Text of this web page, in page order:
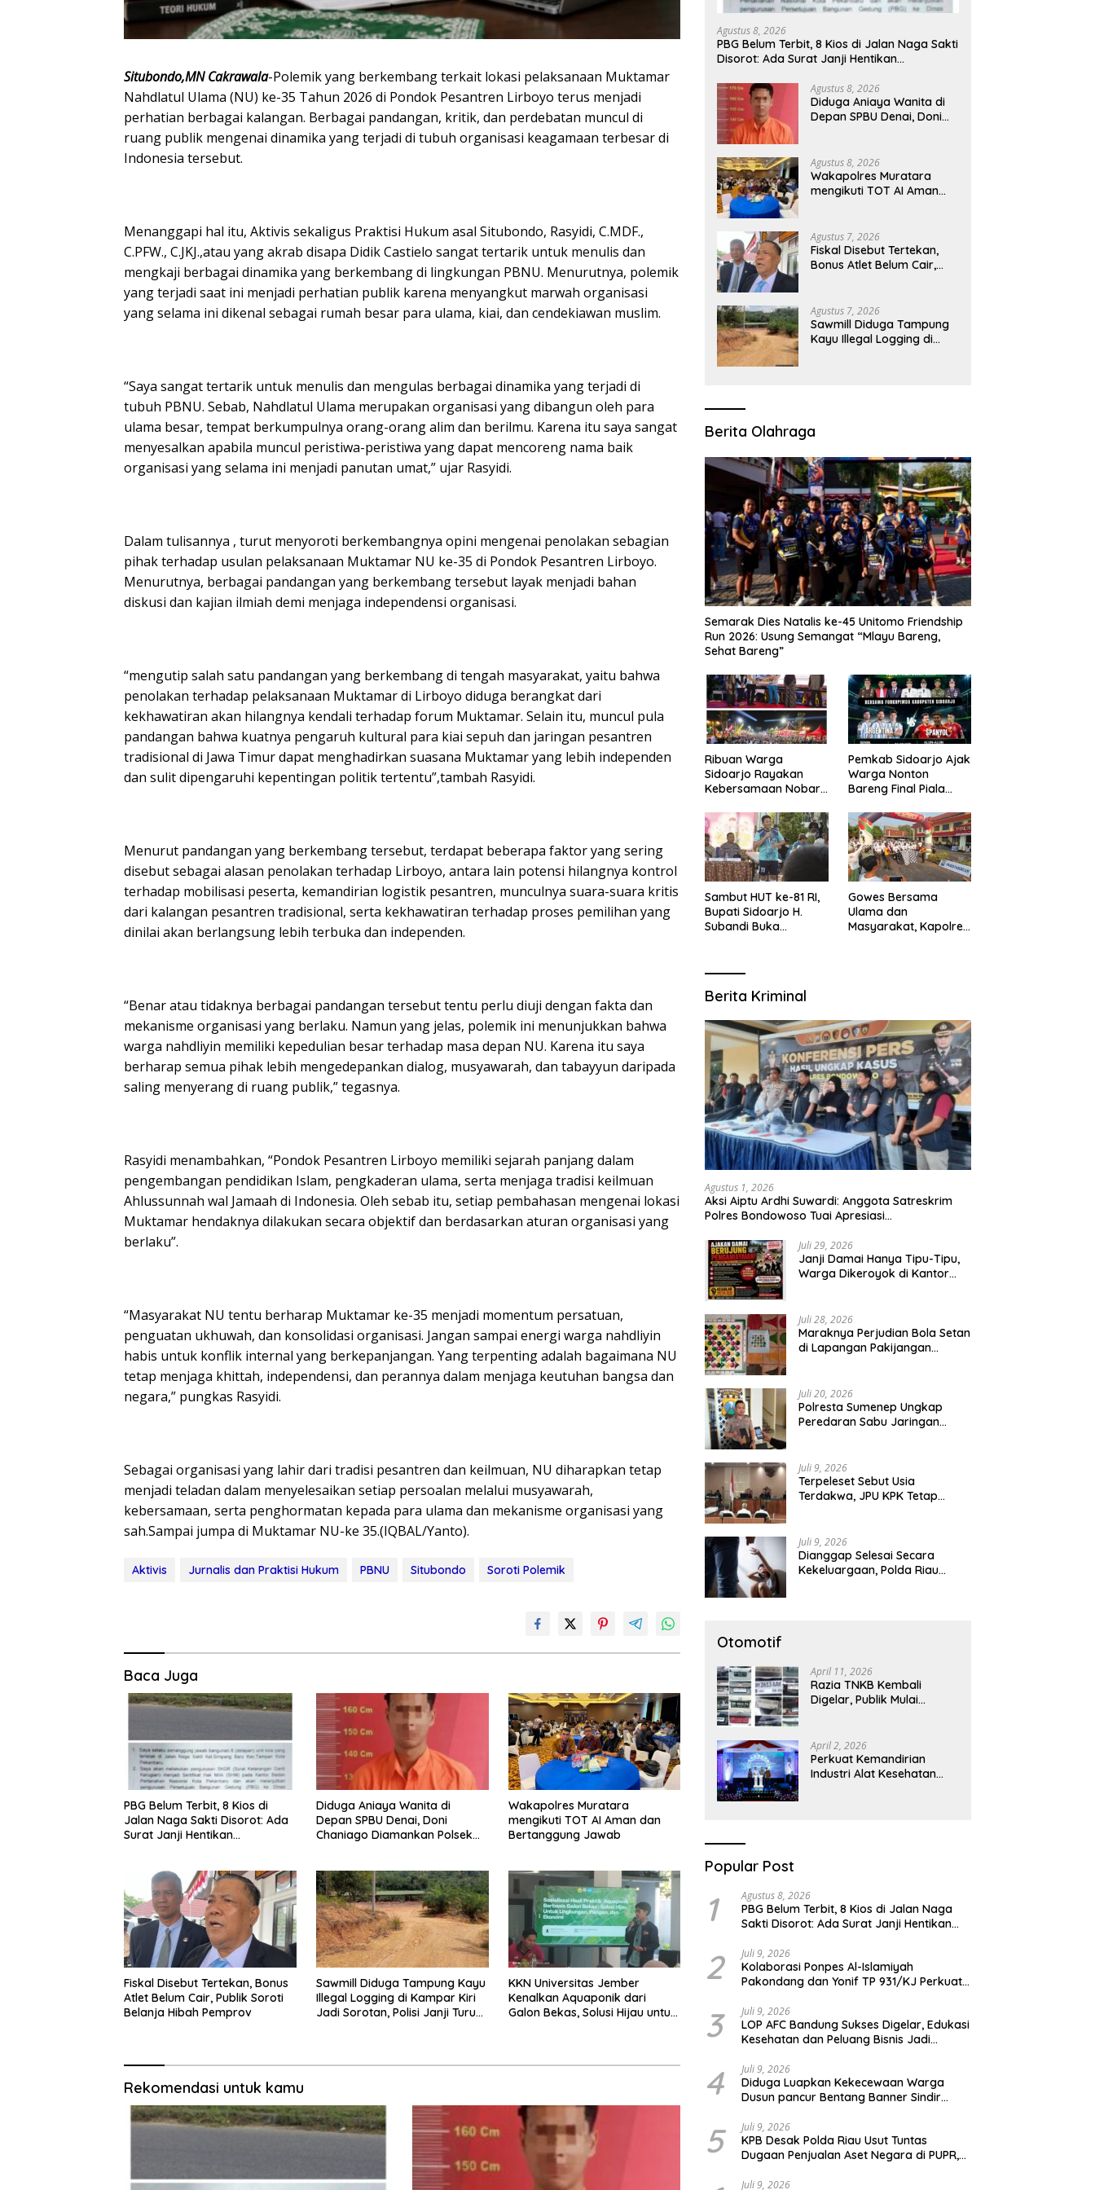
Situbondo,MN Cakrawala-Polemik yang berkembang terkait lokasi pelaksanaan Muktamar
Nahdlatul Ulama (NU) ke-35 Tahun 2026 di Pondok Pesantren Lirboyo terus menjadi
perhatian berbagai kalangan. Berbagai pandangan, kritik, dan perdebatan muncul di
ruang publik mengenai dinamika yang terjadi di tubuh organisasi keagamaan terbesar di
Indonesia tersebut.
Menanggapi hal itu, Aktivis sekaligus Praktisi Hukum asal Situbondo, Rasyidi, C.MDF.,
C.PFW., C.JKJ.,atau yang akrab disapa Didik Castielo sangat tertarik untuk menulis dan
mengkaji berbagai dinamika yang berkembang di lingkungan PBNU. Menurutnya, polemik
yang terjadi saat ini menjadi perhatian publik karena menyangkut marwah organisasi
yang selama ini dikenal sebagai rumah besar para ulama, kiai, dan cendekiawan muslim.
“Saya sangat tertarik untuk menulis dan mengulas berbagai dinamika yang terjadi di
tubuh PBNU. Sebab, Nahdlatul Ulama merupakan organisasi yang dibangun oleh para
ulama besar, tempat berkumpulnya orang-orang alim dan berilmu. Karena itu saya sangat
menyesalkan apabila muncul peristiwa-peristiwa yang dapat mencoreng nama baik
organisasi yang selama ini menjadi panutan umat,” ujar Rasyidi.
Dalam tulisannya , turut menyoroti berkembangnya opini mengenai penolakan sebagian
pihak terhadap usulan pelaksanaan Muktamar NU ke-35 di Pondok Pesantren Lirboyo.
Menurutnya, berbagai pandangan yang berkembang tersebut layak menjadi bahan
diskusi dan kajian ilmiah demi menjaga independensi organisasi.
“mengutip salah satu pandangan yang berkembang di tengah masyarakat, yaitu bahwa
penolakan terhadap pelaksanaan Muktamar di Lirboyo diduga berangkat dari
kekhawatiran akan hilangnya kendali terhadap forum Muktamar. Selain itu, muncul pula
pandangan bahwa kuatnya pengaruh kultural para kiai sepuh dan jaringan pesantren
tradisional di Jawa Timur dapat menghadirkan suasana Muktamar yang lebih independen
dan sulit dipengaruhi kepentingan politik tertentu”,tambah Rasyidi.
Menurut pandangan yang berkembang tersebut, terdapat beberapa faktor yang sering
disebut sebagai alasan penolakan terhadap Lirboyo, antara lain potensi hilangnya kontrol
terhadap mobilisasi peserta, kemandirian logistik pesantren, munculnya suara-suara kritis
dari kalangan pesantren tradisional, serta kekhawatiran terhadap proses pemilihan yang
dinilai akan berlangsung lebih terbuka dan independen.
“Benar atau tidaknya berbagai pandangan tersebut tentu perlu diuji dengan fakta dan
mekanisme organisasi yang berlaku. Namun yang jelas, polemik ini menunjukkan bahwa
warga nahdliyin memiliki kepedulian besar terhadap masa depan NU. Karena itu saya
berharap semua pihak lebih mengedepankan dialog, musyawarah, dan tabayyun daripada
saling menyerang di ruang publik,” tegasnya.
Rasyidi menambahkan, “Pondok Pesantren Lirboyo memiliki sejarah panjang dalam
pengembangan pendidikan Islam, pengkaderan ulama, serta menjaga tradisi keilmuan
Ahlussunnah wal Jamaah di Indonesia. Oleh sebab itu, setiap pembahasan mengenai lokasi
Muktamar hendaknya dilakukan secara objektif dan berdasarkan aturan organisasi yang
berlaku”.
“Masyarakat NU tentu berharap Muktamar ke-35 menjadi momentum persatuan,
penguatan ukhuwah, dan konsolidasi organisasi. Jangan sampai energi warga nahdliyin
habis untuk konflik internal yang berkepanjangan. Yang terpenting adalah bagaimana NU
tetap menjaga khittah, independensi, dan perannya dalam menjaga keutuhan bangsa dan
negara,” pungkas Rasyidi.
Sebagai organisasi yang lahir dari tradisi pesantren dan keilmuan, NU diharapkan tetap
menjadi teladan dalam menyelesaikan setiap persoalan melalui musyawarah,
kebersamaan, serta penghormatan kepada para ulama dan mekanisme organisasi yang
sah.Sampai jumpa di Muktamar NU-ke 35.(IQBAL/Yanto).
Aktivis Jurnalis dan Praktisi Hukum PBNU Situbondo Soroti Polemik
Baca Juga
PBG Belum Terbit, 8 Kios di
Jalan Naga Sakti Disorot: Ada
Surat Janji Hentikan
Diduga Aniaya Wanita di
Depan SPBU Denai, Doni
Chaniago Diamankan Polsek
Wakapolres Muratara
mengikuti TOT AI Aman dan
Bertanggung Jawab
Fiskal Disebut Tertekan, Bonus
Atlet Belum Cair, Publik Soroti
Belanja Hibah Pemprov
Sawmill Diduga Tampung Kayu
Illegal Logging di Kampar Kiri
Jadi Sorotan, Polisi Janji Turun
KKN Universitas Jember
Kenalkan Aquaponik dari
Galon Bekas, Solusi Hijau untuk
Rekomendasi untuk kamu
Agustus 8, 2026
PBG Belum Terbit, 8 Kios di Jalan Naga Sakti
Disorot: Ada Surat Janji Hentikan
Agustus 8, 2026
Diduga Aniaya Wanita di
Depan SPBU Denai, Doni
Agustus 8, 2026
Wakapolres Muratara
mengikuti TOT AI Aman
Agustus 7, 2026
Fiskal Disebut Tertekan,
Bonus Atlet Belum Cair,
Agustus 7, 2026
Sawmill Diduga Tampung
Kayu Illegal Logging di
Berita Olahraga
Semarak Dies Natalis ke-45 Unitomo Friendship
Run 2026: Usung Semangat “Mlayu Bareng,
Sehat Bareng”
Ribuan Warga
Sidoarjo Rayakan
Kebersamaan Nobar
Bersama Bupati
Subandi dan
Forkopimda
Pemkab Sidoarjo Ajak
Warga Nonton
Bareng Final Piala
Berhadiah Umroh
Sambut HUT ke-81 RI,
Bupati Sidoarjo H.
Subandi Buka
Kecamatan Sukodono
Gowes Bersama
Ulama dan
Masyarakat, Kapolres
Berita Kriminal
Agustus 1, 2026
Aksi Aiptu Ardhi Suwardi: Anggota Satreskrim
Polres Bondowoso Tuai Apresiasi
Tumbang
Juli 29, 2026
Janji Damai Hanya Tipu-Tipu,
Warga Dikeroyok di Kantor
Juli 28, 2026
Maraknya Perjudian Bola Setan
di Lapangan Pakijangan
Juli 20, 2026
Polresta Sumenep Ungkap
Peredaran Sabu Jaringan
Juli 9, 2026
Terpeleset Sebut Usia
Terdakwa, JPU KPK Tetap
Juli 9, 2026
Dianggap Selesai Secara
Kekeluargaan, Polda Riau
Otomotif
April 11, 2026
Razia TNKB Kembali
Digelar, Publik Mulai
Pemberitaan
April 2, 2026
Perkuat Kemandirian
Industri Alat Kesehatan
Popular Post
1 Agustus 8, 2026
PBG Belum Terbit, 8 Kios di Jalan Naga
Sakti Disorot: Ada Surat Janji Hentikan
2 Juli 9, 2026
Kolaborasi Ponpes Al-Islamiyah
Pakondang dan Yonif TP 931/KJ Perkuat
ke-51
3 Juli 9, 2026
LOP AFC Bandung Sukses Digelar, Edukasi
Kesehatan dan Peluang Bisnis Jadi
4 Juli 9, 2026
Diduga Luapkan Kekecewaan Warga
Dusun pancur Bentang Banner Sindir
5 Juli 9, 2026
KPB Desak Polda Riau Usut Tuntas
Dugaan Penjualan Aset Negara di PUPR,
Juli 9, 2026